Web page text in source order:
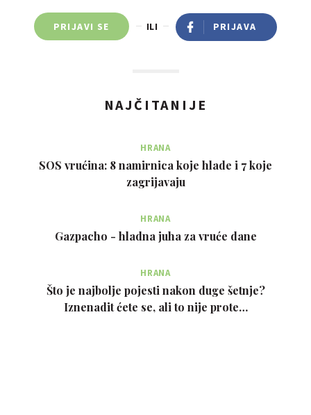
PRIJAVI SE ILI PRIJAVA
NAJČITANIJE
HRANA
SOS vrućina: 8 namirnica koje hlade i 7 koje
zagrijavaju
HRANA
Gazpacho - hladna juha za vruće dane
HRANA
Što je najbolje pojesti nakon duge šetnje?
Iznenadit ćete se, ali to nije prote…